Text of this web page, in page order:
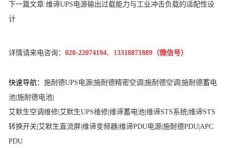
下一篇文章:维谛UPS电源输出过载能力与工业冲击负载的适配性设
计
详情请来电咨询： 020-22074194、 13318871889（微信号）
快速导航： 施耐德UPS电源 施耐德精密空调 施耐德空调 施耐德蓄电
池 施耐德电池
艾默生空调维修 艾默生UPS维修 维谛蓄电池 维谛STS系统 维谛STS
转换开关 艾默生直流屏 维谛变频器 维谛PDU电源 施耐德PDU APC
PDU